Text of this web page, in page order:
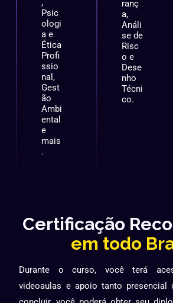
,
Psic
ologi
a e
Ética
Profi
ssio
nal,
Gest
ão
Ambi
ental
e
mais
.
ranç
a,
Análi
se de
Risc
o e
Dese
nho
Técni
co.
Certificação
em todo
Durante o curso, você terá
videoaulas e apoio tanto presencial